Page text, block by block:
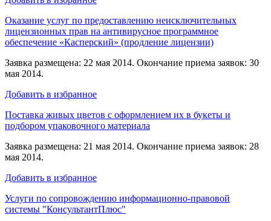
Оказание услуг по предоставлению неисключительных
лицензионных прав на антивирусное программное
обеспечение «Касперский» (продление лицензии)
Заявка размещена: 22 мая 2014. Окончание приема заявок: 30
мая 2014.
Добавить в избранное
Поставка живых цветов с оформлением их в букеты и
подбором упаковочного материала
Заявка размещена: 21 мая 2014. Окончание приема заявок: 28
мая 2014.
Добавить в избранное
Услуги по сопровождению информационно-правовой
системы "КонсультантПлюс"